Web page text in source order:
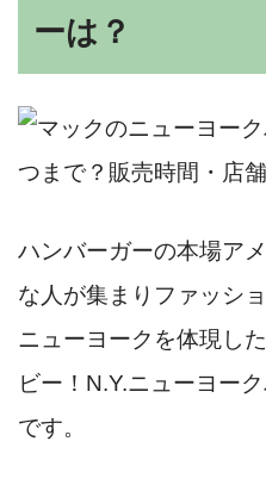
ーは？
ハンバーガーの本場ア
な人が集まりファッシ
ニューヨークを体現し
ビー！N.Y.ニューヨー
です。